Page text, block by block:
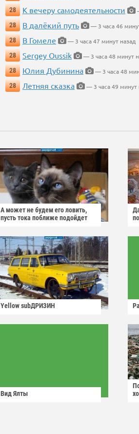
28
К вечеру самодеятельности
28
В далёкий путь
— 3 часа 46
28
В Гомеле
— 3 часа 47 минут назад
28
Sergey Oussik
— 3 часа 48 минут
28
Юлия Дубинина
— 3 часа 48
28
Летняя сказка — 3 часа 49 минут
А может не будем его ловить,
пусть тока поближе подойдет
Yellow subДРИЗИН
Вид Ялты